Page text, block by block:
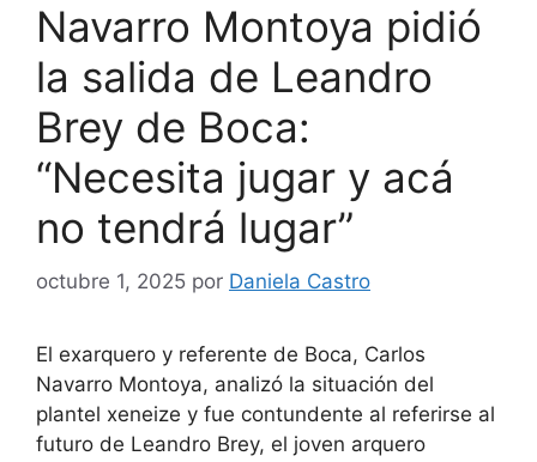
Navarro Montoya pidió
la salida de Leandro
Brey de Boca:
“Necesita jugar y acá
no tendrá lugar”
octubre 1, 2025 por Daniela Castro
El exarquero y referente de Boca, Carlos
Navarro Montoya, analizó la situación del
plantel xeneize y fue contundente al referirse al
futuro de Leandro Brey, el joven arquero